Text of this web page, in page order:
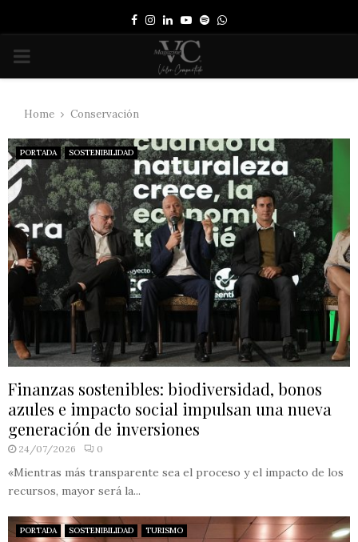
Facebook
Instagram
LinkedinYoutube
SpotifyWhatsapp
PRIMARY
Home Conservación
PORTADA SOSTENIBILIDAD
Finanzas sostenibles: biodiversidad, bonos
azules e impacto social impulsan una nueva
generación de inversiones
24/07/2026 0
«Mientras más transparente sea el proceso y el impacto de los
recursos, mayor será la...
PORTADA SOSTENIBILIDAD TURISMO